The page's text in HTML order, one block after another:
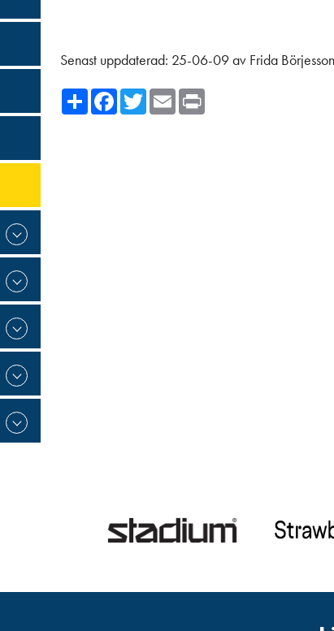
Senast uppdaterad: 25-06-09av Frida Börjesson
ShareFacebook
TwitterEmail